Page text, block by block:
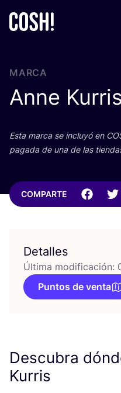
MARCA
Anne Kurris
Esta mar­ca se inclu­yó en
paga­da de una de las
COMPARTE
Detalles
Última modificación:
Puntos de venta
Descubra
Kurris